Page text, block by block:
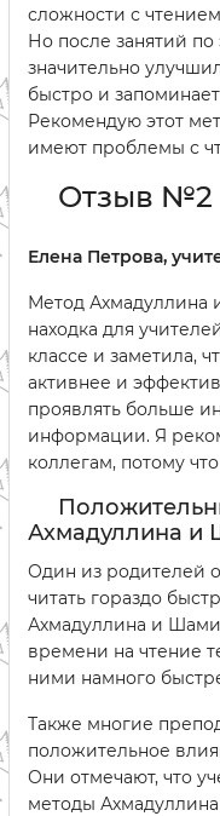
сложности с
Но после занятий по
значительно
быстро и
Рекомендую этот
имеют проблемы с
Отзыв №2
Елена Петрова,
Метод Ахмадуллина
находка для
классе и заметила,
активнее и
проявлять больше
информации. Я
коллегам, потому
Ахмадуллина и
Один из родителей
читать гораздо
Ахмадуллина и
времени на чтение
ними намного
Также многие
положительное
Они отмечают, что
методы